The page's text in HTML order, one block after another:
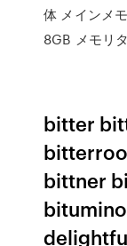
体 メインメ
8GB メモリ
bitter
bittner